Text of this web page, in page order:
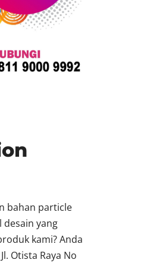
bahan particle
desain yang
kami? Anda
Otista Raya No